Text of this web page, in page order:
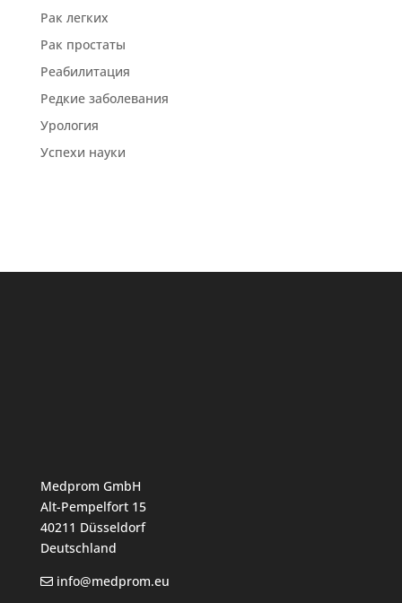
Рак легких
Рак простаты
Реабилитация
Редкие заболевания
Урология
Успехи науки
Medprom GmbH
Alt-Pempelfort 15
40211 Düsseldorf
Deutschland
info@medprom.eu